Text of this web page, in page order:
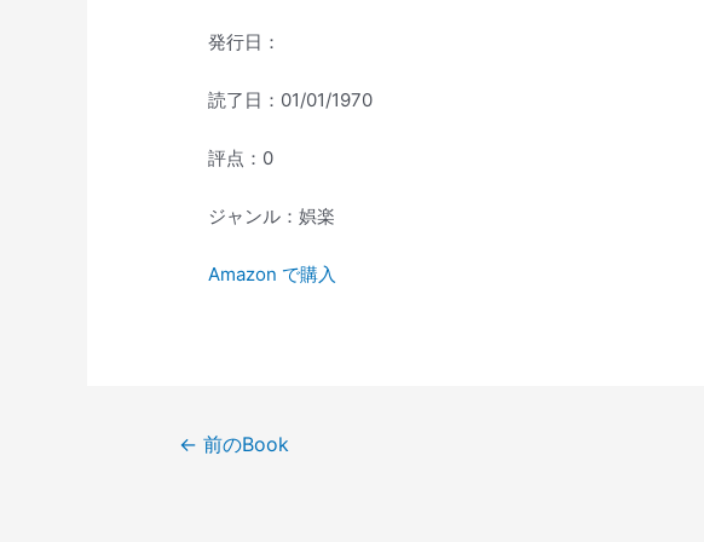
発行日：
読了日：01/01/1970
評点：0
ジャンル：娯楽
Amazon で購入
← 前のBook